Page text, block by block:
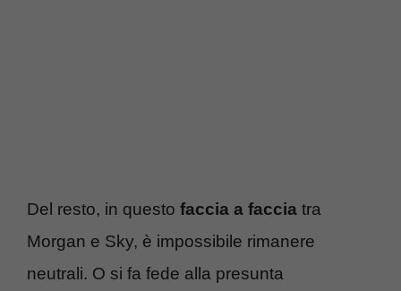
Del resto, in questo faccia a faccia tra
Morgan e Sky, è impossibile rimanere
neutrali. O si fa fede alla presunta